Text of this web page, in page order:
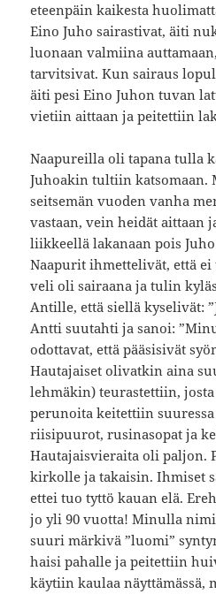
eteenpäin kaikesta
Eino Juho sairastivat, äiti
luonaan valmiina
tarvitsivat. Kun sairaus
äiti pesi Eino Juhon tuvan
vietiin aittaan ja peitettiin
Naapureilla oli tapana tulla
Juhoakin tultiin katsomaan.
seitsemän vuoden vanha
vastaan, vein heidät aittaan
liikkeellä lakanaan pois
Naapurit ihmettelivät, että
veli oli sairaana ja tulin
Antille, että siellä kyselivät:
Antti suutahti ja sanoi:
odottavat, että pääsisivät
Hautajaiset olivatkin aina
lehmäkin) teurastettiin,
perunoita keitettiin
riisipuurot, rusinasopat ja
Hautajaisvieraita oli paljon.
kirkolle ja takaisin. Ihmiset
ettei tuo tyttö kauan elä.
jo yli 90 vuotta! Minulla
suuri märkivä ”luomi”
haisi pahalle ja peitettiin
käytiin kaulaa näyttämässä,